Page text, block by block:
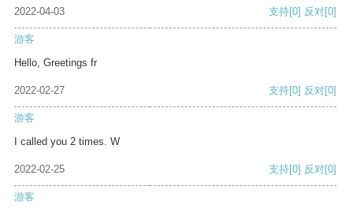
2022-04-03 支持[0] 反对[0]
游客
Hello, Greetings fr
2022-02-27 支持[0] 反对[0]
游客
I called you 2 times. W
2022-02-25 支持[0] 反对[0]
游客